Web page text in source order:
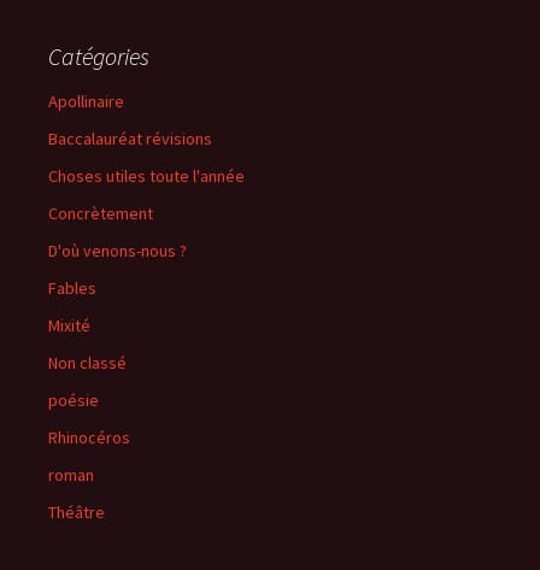
Catégories
Apollinaire
Baccalauréat révisions
Choses utiles toute l'année
Concrètement
D'où venons-nous ?
Fables
Mixité
Non classé
poésie
Rhinocéros
roman
Théâtre